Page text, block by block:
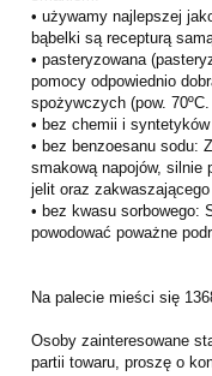
• używamy najlepszej
bąbelki są recepturą
• pasteryzowana
pomocy odpowiednio
spożywczych (pow.
• bez chemii i syntetyków
• bez benzoesanu sodu:
smakową napojów, silnie
jelit oraz zakwaszającego
• bez kwasu sorbowego:
powodować poważne
Na palecie mieści się
Osoby zainteresowane
partii towaru, proszę o